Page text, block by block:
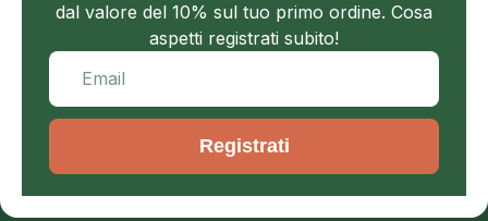
dal valore del 10% sul tuo primo ordine. Cosa
aspetti registrati subito!
Registrati